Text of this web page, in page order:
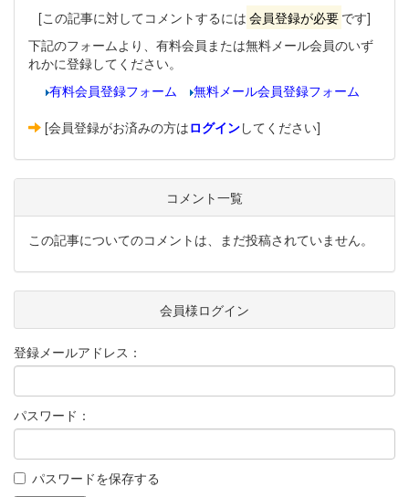
[この記事に対してコメントするには 会員登録が必要 です]
下記のフォームより、有料会員または無料メール会員のいず
れかに登録してください。
有料会員登録フォーム
無料メール会員登録フォーム
[会員登録がお済みの方はログインしてください]
コメント一覧
この記事についてのコメントは、まだ投稿されていません。
会員様ログイン
登録メールアドレス：
パスワード：
パスワードを保存する